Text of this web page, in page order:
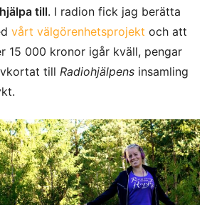
till. I radion fick jag berätta
vårt välgörenhetsprojekt och att
15 000 kronor igår kväll, pengar
till Radiohjälpens insamling